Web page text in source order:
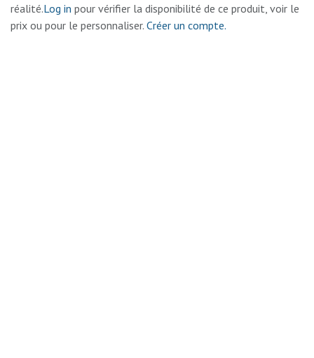
réalité.Log in pour vérifier la disponibilité de ce produit, voir le
prix ou pour le personnaliser. Créer un compte.